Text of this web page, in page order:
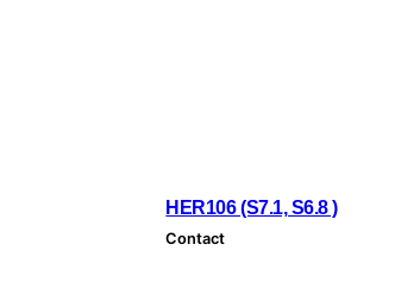
HER106 (S7.1, S6.8 )
Contact